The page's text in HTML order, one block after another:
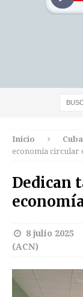
Inicio Cuba
economía circular
Dedican
8 julio 2025
(ACN)